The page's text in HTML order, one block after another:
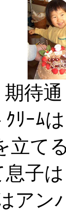
待
ﾘｰﾑ
て
子
アン